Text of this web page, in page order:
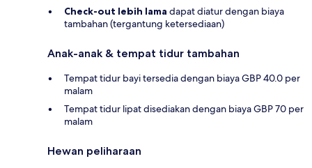
Check-out lebih lama dapat diatur dengan biaya
tambahan (tergantung ketersediaan)
Anak-anak & tempat tidur tambahan
Tempat tidur bayi tersedia dengan biaya GBP 40.0 per
malam
Tempat tidur lipat disediakan dengan biaya GBP 70 per
malam
Hewan peliharaan